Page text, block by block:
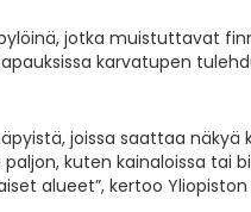
jotka muistuttavat
karvatupen
joissa saattaa näkyä
kuten kainaloissa tai
alueet”, kertoo